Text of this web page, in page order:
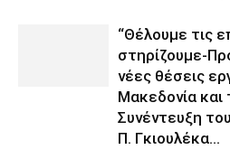
“Θέλουμε τις
στηρίζουμε-
νέες θέσεις
Μακεδονία και
Συνέντευξη
Π. Γκιουλέκα...